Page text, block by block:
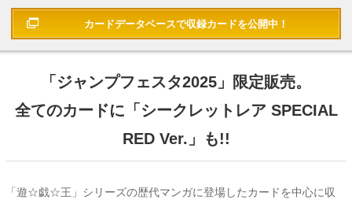
カードデータベースで収録カードを公開中！
「ジャンプフェスタ2025」限定販売。
全てのカードに「シークレットレア SPECIAL
RED Ver.」も!!
「遊☆戯☆王」シリーズの歴代マンガに登場したカードを中心に収